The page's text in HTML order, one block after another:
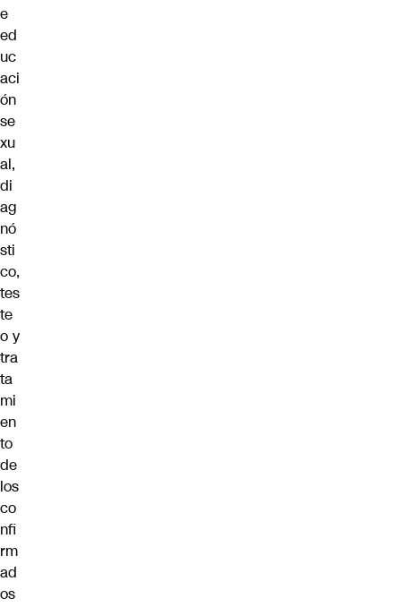
e
ed
uc
aci
ón
se
xu
al,
di
ag
nó
sti
co,
tes
te
o y
tra
ta
mi
en
to
de
los
co
nfi
rm
ad
os